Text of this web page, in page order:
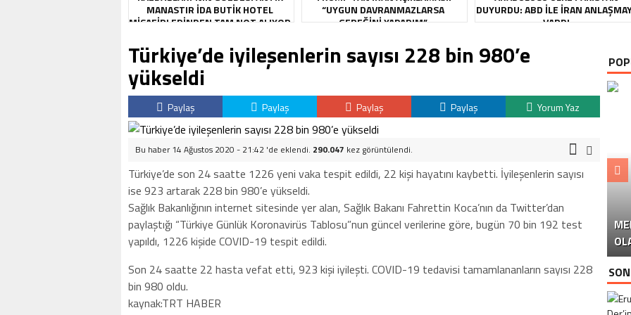
MANASTIR İDA BUTIK HOTEL
MISAFIRLERINDEN TAM NOT ALIYOR
“UYGUN DAVRANMAZLARSA
GEREĞINI YAPARIM”
DUYURDU: ABD ILE İRAN
VARDI
Türkiye’de iyileşenlerin sayısı 228 bin 980’e
yükseldi
Paylaş Paylaş Paylaş Paylaş Yorum Yaz
Bu haber 14 Ağustos 2020 - 21:42 'de eklendi. 290.047 kez görüntülendi.
Türkiye’de son 24 saatte 1226 yeni vaka tespit edildi, 22 kişi hayatını kaybetti. İyileşenlerin sayısı
ise 923 artarak 228 bin 980’e yükseldi.
Sağlık Bakanlığının internet sitesinde yer alan, Sağlık Bakanı Fahrettin Koca’nın da Twitter’dan
paylaştığı “Türkiye Günlük Koronavirüs Tablosu”nun güncel verilerine göre, bugün 70 bin 192 test
yapıldı, 1226 kişide COVID-19 tespit edildi.
Son 24 saatte 22 hasta vefat etti, 923 kişi iyileşti. COVID-19 tedavisi tamamlananların sayısı 228
bin 980 oldu.
kaynak:TRT HABER